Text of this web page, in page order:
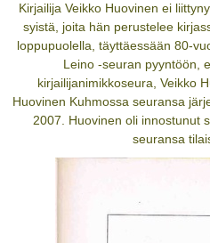
Kirjailija Veikko Huovinen ei
syistä, joita hän perustelee
loppupuolella, täyttäessään 80-
Leino -seuran pyyntöön,
kirjailijanimikkoseura, Veikko
Huovinen Kuhmossa seuransa
2007. Huovinen oli innostunut
seuransa